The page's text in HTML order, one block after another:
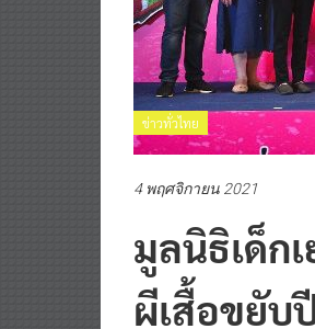
ข่าวทั่วไทย
มูลนิธิเด็ก
ผีเสื้อขยับ